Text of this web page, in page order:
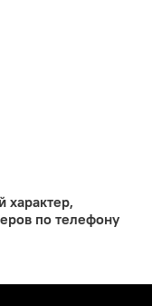
характер,
по телефону